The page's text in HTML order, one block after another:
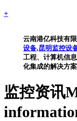
+
云南港亿科技有
设备,昆明监控设
工程、计算机信
化集成的解决方案
监控资讯